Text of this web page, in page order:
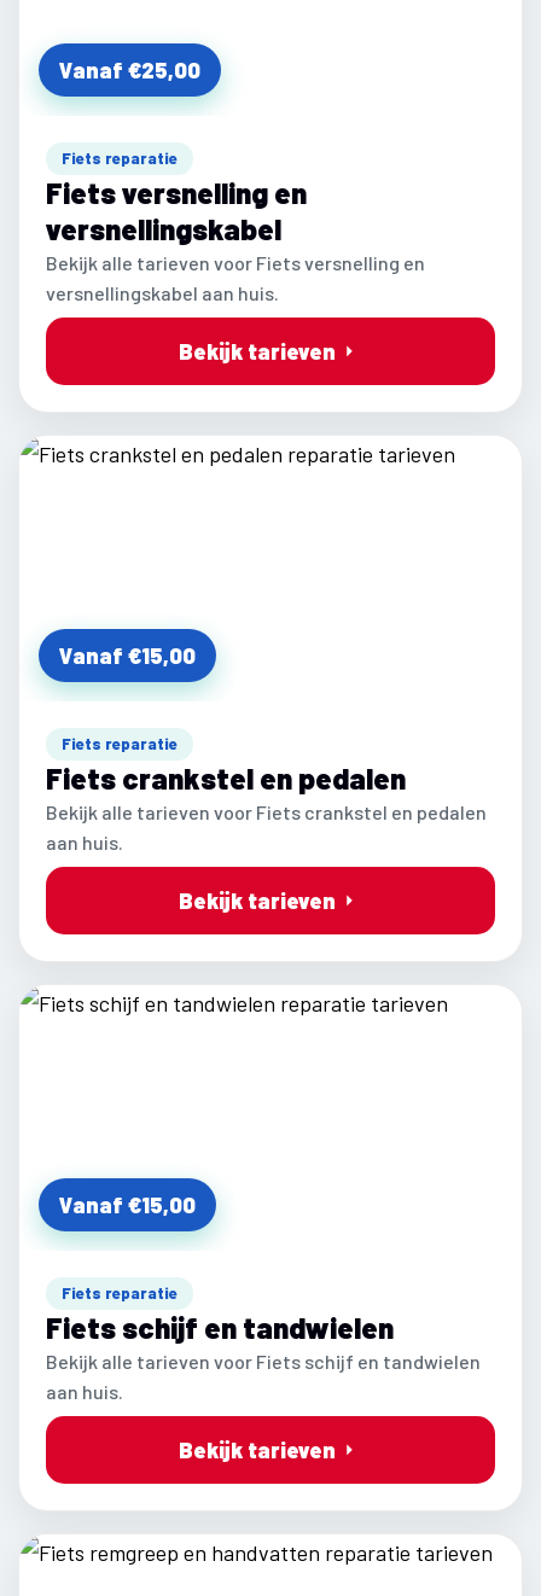
Vanaf €25,00
Fiets reparatie
Fiets versnelling en
versnellingskabel
Bekijk alle tarieven voor Fiets versnelling en
versnellingskabel aan huis.
Bekijk tarieven
Vanaf €15,00
Fiets reparatie
Fiets crankstel en pedalen
Bekijk alle tarieven voor Fiets crankstel en pedalen
aan huis.
Bekijk tarieven
Vanaf €15,00
Fiets reparatie
Fiets schijf en tandwielen
Bekijk alle tarieven voor Fiets schijf en tandwielen
aan huis.
Bekijk tarieven